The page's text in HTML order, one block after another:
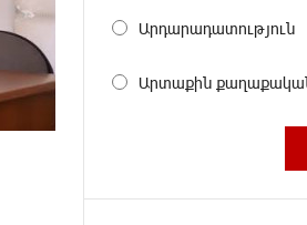
Արդարադատություն
Արտաքին